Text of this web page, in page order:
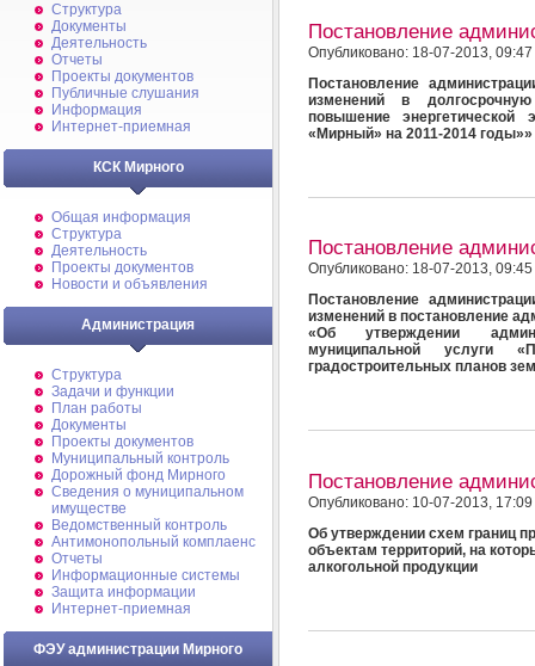
Структура
Документы
Деятельность
Отчеты
Проекты документов
Публичные слушания
Информация
Интернет-приемная
КСК Мирного
Общая информация
Структура
Деятельность
Проекты документов
Новости и объявления
Администрация
Структура
Задачи и функции
План работы
Документы
Проекты документов
Муниципальный контроль
Дорожный фонд Мирного
Cведения о муниципальном
имуществе
Ведомственный контроль
Антимонопольный комплаенс
Отчеты
Информационные системы
Защита информации
Интернет-приемная
ФЭУ администрации Мирного
Постановление
Опубликовано: 18-07-2013, 09:47
Постановление
изменений в
повышение энергетической
«Мирный» на 2011-2014 годы»»
Постановление
Опубликовано: 18-07-2013, 09:45
Постановление
изменений в постановление
«Об утверждении
муниципальной
градостроительных планов
Постановление
Опубликовано: 10-07-2013, 17:09
Об утверждении схем границ
объектам территорий, на
алкогольной продукции